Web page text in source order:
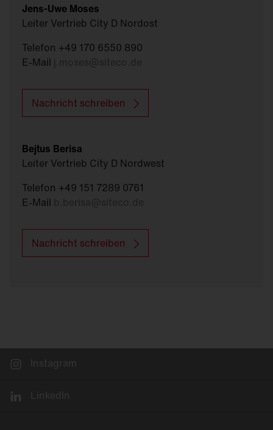
Jens-Uwe Moses
Leiter Vertrieb City D Nordost
Telefon +49 170 6550 890
E-Mail
Nachricht schreiben
Bejtus Berisa
Leiter Vertrieb City D Nordwest
Telefon +49 151 7289 0761
E-Mail
Nachricht schreiben
Instagram
LinkedIn